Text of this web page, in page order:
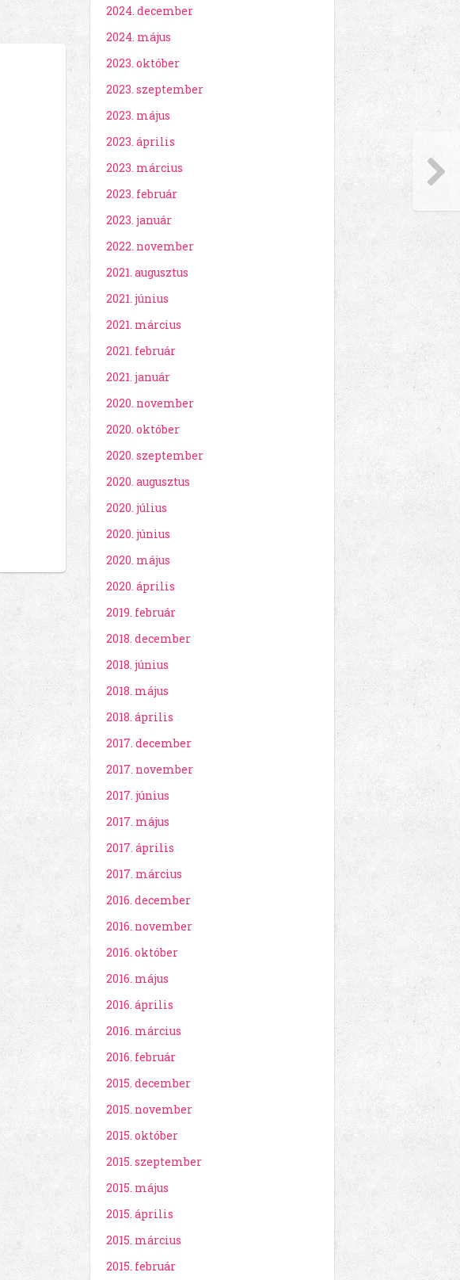
2024. december
2024. május
2023. október
2023. szeptember
2023. május
2023. április
2023. március
2023. február
2023. január
2022. november
2021. augusztus
2021. június
2021. március
2021. február
2021. január
2020. november
2020. október
2020. szeptember
2020. augusztus
2020. július
2020. június
2020. május
2020. április
2019. február
2018. december
2018. június
2018. május
2018. április
2017. december
2017. november
2017. június
2017. május
2017. április
2017. március
2016. december
2016. november
2016. október
2016. május
2016. április
2016. március
2016. február
2015. december
2015. november
2015. október
2015. szeptember
2015. május
2015. április
2015. március
2015. február